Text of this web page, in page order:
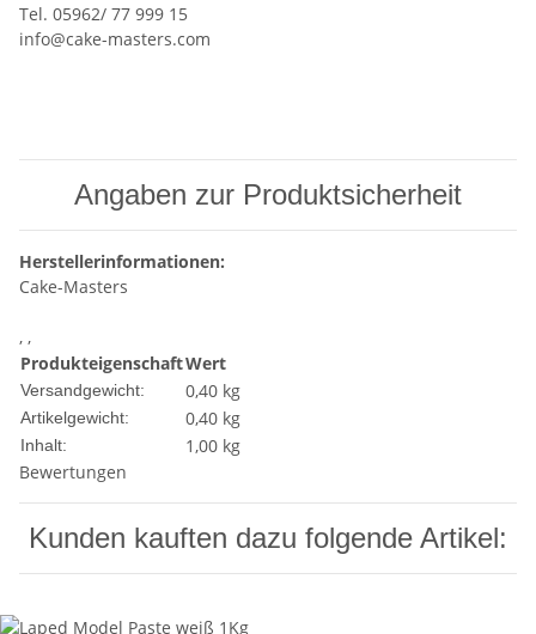
Tel. 05962/ 77 999 15
info@cake-masters.com
Angaben zur Produktsicherheit
Herstellerinformationen:
Cake-Masters
, ,
ProdukteigenschaftWert
Versandgewicht: 0,40 kg
Artikelgewicht: 0,40 kg
Inhalt:
1,00 kg
Bewertungen
Kunden kauften dazu folgende Artikel: